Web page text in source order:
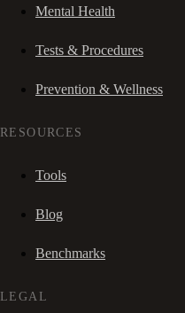
Mental Health
Tests & Procedures
Prevention & Wellness
RESOURCES
Tools
Blog
Benchmarks
LEGAL